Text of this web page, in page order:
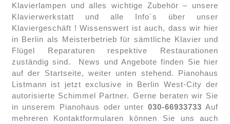
Klavierlampen und alles wichtige Zubehör – unsere
Klavierwerkstatt und alle Info´s über unser
Klaviergeschäft ! Wissenswert ist auch, dass wir hier
in Berlin als Meisterbetrieb für sämtliche Klavier und
Flügel Reparaturen respektive Restaurationen
zuständig sind. News und Angebote finden Sie hier
auf der Startseite, weiter unten stehend. Pianohaus
Listmann ist jetzt exclusive in Berlin West-City der
autorisierte Schimmel Partner. Gerne beraten wir Sie
in unserem Pianohaus oder unter 030-66933733Auf
mehreren Kontaktformularen können Sie uns auch